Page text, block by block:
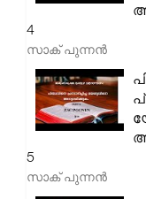
4
സാക് പുന്നൻ
5
സാക് പുന്നൻ